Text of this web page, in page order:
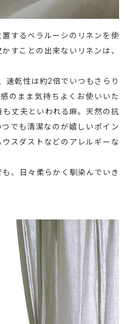
するベラルーシのリネンを使
すことの出来ないリネンは、
速乾性は約2倍でいつもさらり
のまま気持ちよくお使いいた
丈夫といわれる麻。天然の抗
でも清潔なのが嬉しいポイン
スダストなどのアレルギーな
、日々柔らかく馴染んでいき